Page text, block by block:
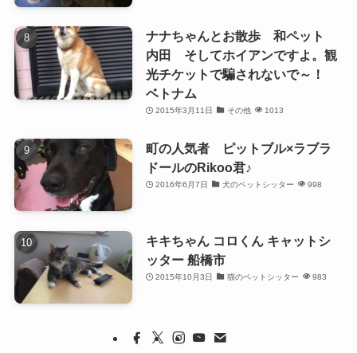
ナナちゃんとお散歩 和ペット
内田 そしてホイアンですよ。観
光チケットで騙されないで～！
ベトナム
2015年3月11日 その他 1013
町の人気者 ピットブル×ラブラ
ドールのRikoo君♪
2016年6月7日 犬のペットシッター 998
キキちゃん コロくん キャットシ
ッター 船橋市
2015年10月3日 猫のペットシッター 983